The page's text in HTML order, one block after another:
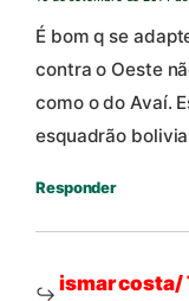
É bom q se
contra o Oeste
como o do Avaí.
esquadrão
Responder
ismar costa/